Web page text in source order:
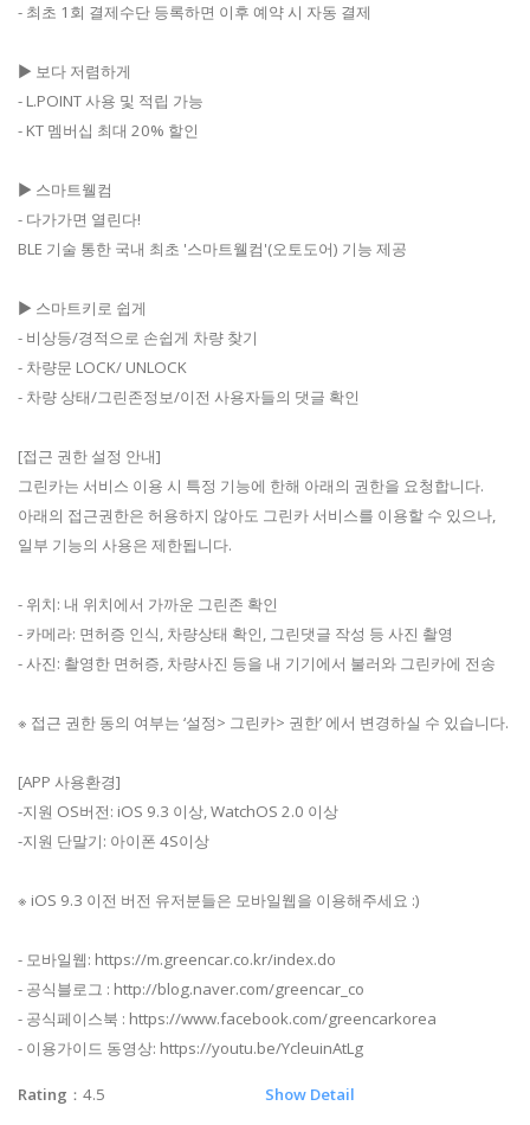
- 최초 1회 결제수단 등록하면 이후 예약 시 자동 결제
▶ 보다 저렴하게
- L.POINT 사용 및 적립 가능
- KT 멤버십 최대 20% 할인
▶ 스마트웰컴
- 다가가면 열린다!
BLE 기술 통한 국내 최초 '스마트웰컴'(오토도어) 기능 제공
▶ 스마트키로 쉽게
- 비상등/경적으로 손쉽게 차량 찾기
- 차량문 LOCK/ UNLOCK
- 차량 상태/그린존정보/이전 사용자들의 댓글 확인
[접근 권한 설정 안내]
그린카는 서비스 이용 시 특정 기능에 한해 아래의 권한을 요청합니다.
아래의 접근권한은 허용하지 않아도 그린카 서비스를 이용할 수 있으나,
일부 기능의 사용은 제한됩니다.
- 위치: 내 위치에서 가까운 그린존 확인
- 카메라: 면허증 인식, 차량상태 확인, 그린댓글 작성 등 사진 촬영
- 사진: 촬영한 면허증, 차량사진 등을 내 기기에서 불러와 그린카에 전송
※ 접근 권한 동의 여부는 ‘설정> 그린카> 권한’ 에서 변경하실 수 있습니다.
[APP 사용환경]
-지원 OS버전: iOS 9.3 이상, WatchOS 2.0 이상
-지원 단말기: 아이폰 4S이상
※ iOS 9.3 이전 버전 유저분들은 모바일웹을 이용해주세요 :)
- 모바일웹: https://m.greencar.co.kr/index.do
- 공식블로그 : http://blog.naver.com/greencar_co
- 공식페이스북 : https://www.facebook.com/greencarkorea
- 이용가이드 동영상: https://youtu.be/YcleuinAtLg
Rating ：4.5 Show Detail